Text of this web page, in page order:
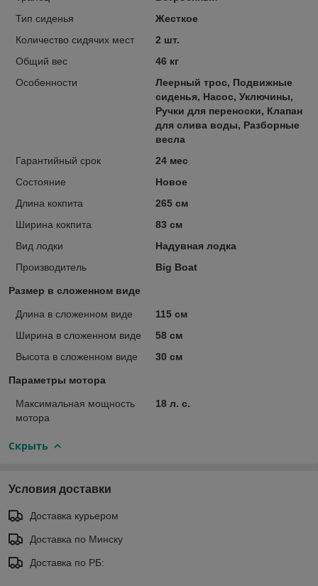
Тип сиденья
Жесткое
Количество сидячих мест
2 шт.
Общий вес
46 кг
Особенности
Леерный трос, Подвижные
сиденья, Насос, Уключины,
Ручки для переноски, Клапан
для слива воды, Разборные
весла
Гарантийный срок
24 мес
Состояние
Новое
Длина кокпита
265 см
Ширина кокпита
83 см
Вид лодки
Надувная лодка
Производитель
Big Boat
Размер в сложенном виде
Длина в сложенном виде
115 см
Ширина в сложенном виде
58 см
Высота в сложенном виде
30 см
Параметры мотора
Максимальная мощность
мотора
18 л. с.
Скрыть
Условия доставки
Доставка курьером
Доставка по Минску
Доставка по РБ: